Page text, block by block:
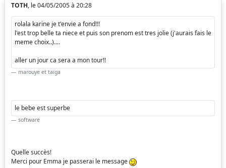
TOTH, le 04/05/2005 à 20:28
rolala karine je t'envie a fond!!!
l'est trop belle ta niece et puis son prenom est tres jolie (j'aurais fais le
meme choix..)....
aller un jour ca sera a mon tour!!
marouye et taïga
le bebe est superbe
software
Quelle succès!
Merci pour Emma je passerai le message